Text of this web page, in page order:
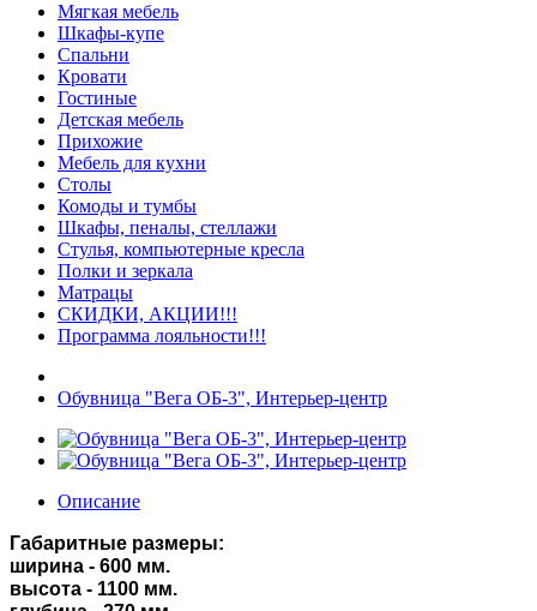
Мягкая мебель
Шкафы-купе
Спальни
Кровати
Гостиные
Детская мебель
Прихожие
Мебель для кухни
Столы
Комоды и тумбы
Шкафы, пеналы, стеллажи
Стулья, компьютерные кресла
Полки и зеркала
Матрацы
СКИДКИ, АКЦИИ!!!
Программа лояльности!!!
Обувница "Вега ОБ-3", Интерьер-центр
Описание
Габаритные размеры:
ширина - 600 мм.
высота - 1100 мм.